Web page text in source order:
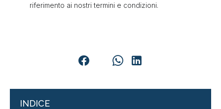
riferimento ai nostri termini e condizioni.
INDICE